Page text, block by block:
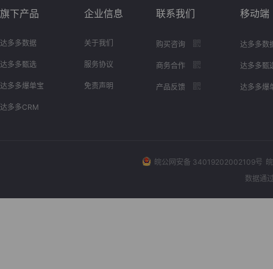
旗下产品
达多多数据
达多多甄选
达多多爆单宝
达多多CRM
企业信息
关于我们
服务协议
免责声明
联系我们
购买咨询
商务合作
产品反馈
移动端
达多多数
达多多甄
达多多爆
皖公网安备 34019202002109号
数据通